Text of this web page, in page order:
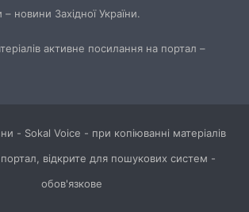
новини Західної України.
активне посилання на портал –
- Sokal Voice - при копіюванні матеріалів
відкрите для пошукових систем -
обов'язкове